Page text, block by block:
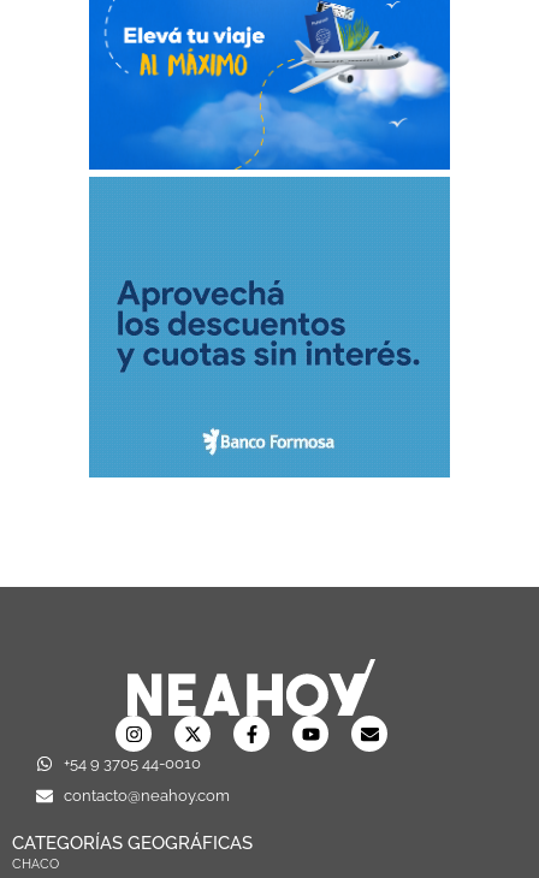
+54 9 3705 44-0010
contacto@neahoy.com
CATEGORÍAS GEOGRÁFICAS
CHACO